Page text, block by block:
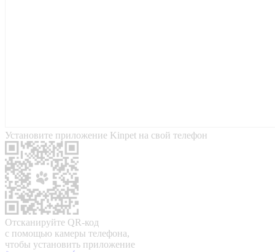
Установите приложение Kinpet на свой телефон
Отсканируйте QR-код
с помощью камеры телефона,
чтобы установить приложение